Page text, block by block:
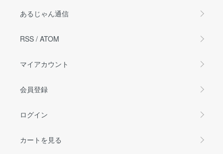
あるじゃん通信
RSS / ATOM
マイアカウント
会員登録
ログイン
カートを見る